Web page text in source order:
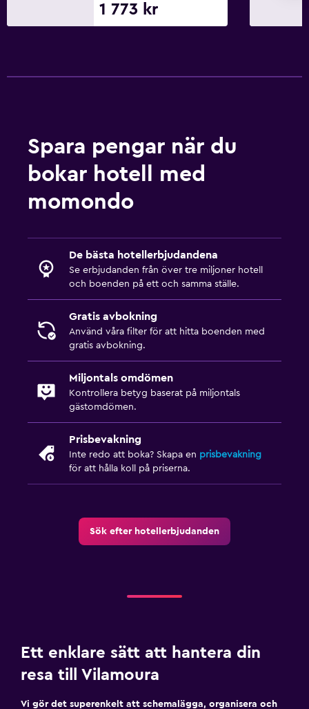
1 773 kr
Spara pengar när du
bokar hotell med
momondo
De bästa hotellerbjudandena
Se erbjudanden från över tre miljoner hotell
och boenden på ett och samma ställe.
Gratis avbokning
Använd våra filter för att hitta boenden med
gratis avbokning.
Miljontals omdömen
Kontrollera betyg baserat på miljontals
gästomdömen.
Prisbevakning
Inte redo att boka? Skapa en prisbevakning
för att hålla koll på priserna.
Sök efter hotellerbjudanden
Ett enklare sätt att hantera din
resa till Vilamoura
Vi gör det superenkelt att schemalägga, organisera och